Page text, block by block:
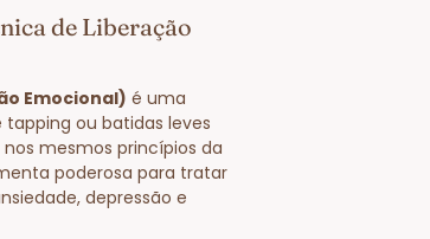
de Liberação
Emocional) é uma
ou batidas leves
mesmos princípios da
poderosa para tratar
depressão e